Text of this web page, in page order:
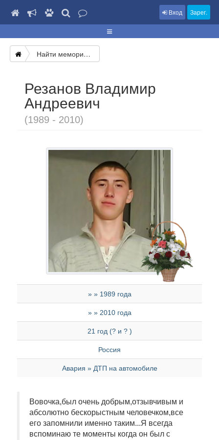
Вход Зарег.
Найти мемориал
Резанов Владимир
Андреевич
(1989 - 2010)
» » 1989 года
» » 2010 года
21 год (? и ? )
Россия
Авария » ДТП на автомобиле
Вовочка,был очень добрым,отзывчивым и
абсолютно бескорыстным человечком,все
его запомнили именно таким...Я всегда
вспоминаю те моменты когда он был с